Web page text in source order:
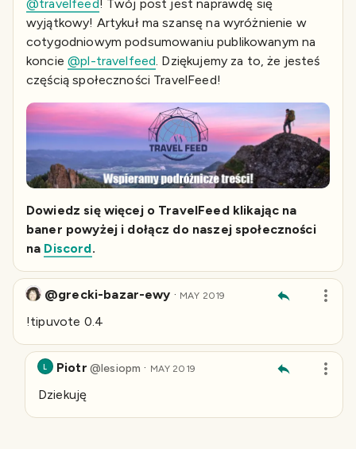
@travelfeed! Twój post jest naprawdę się
wyjątkowy! Artykuł ma szansę na wyróżnienie w
cotygodniowym podsumowaniu publikowanym na
koncie@pl-travelfeed. Dziękujemy za to, że jesteś
częścią społeczności TravelFeed!
Dowiedz się więcej o TravelFeed klikając na
baner powyżej i dołącz do naszej społeczności
na Discord.
@grecki-bazar-ewy · MAY 2019
!tipuvote 0.4
L Piotr @lesiopm · MAY 2019
Dziekuję